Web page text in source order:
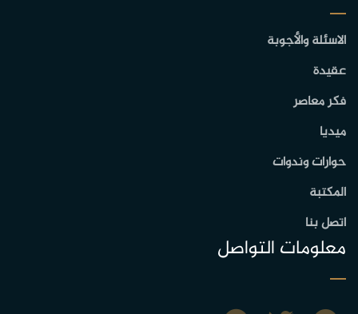
الاسئلة والأجوبة
عقيدة
فكر معاصر
ميديا
حوارات وندوات
المكتبة
اتصل بنا
معلومات التواصل